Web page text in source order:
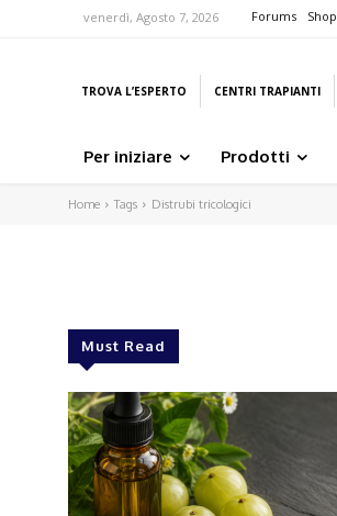
venerdì, Agosto 7, 2026 Forums Shop
TROVA L’ESPERTO CENTRI TRAPIANTI
Per iniziare Prodotti
Home Tags Distrubi tricologici
Must Read